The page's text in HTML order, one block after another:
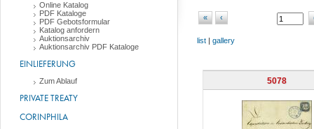
Online Katalog
PDF Kataloge
PDF Gebotsformular
Katalog anfordern
Auktionsarchiv
Auktionsarchiv PDF Kataloge
EINLIEFERUNG
Zum Ablauf
PRIVATE TREATY
CORINPHILA
« ‹
list | gallery
5078